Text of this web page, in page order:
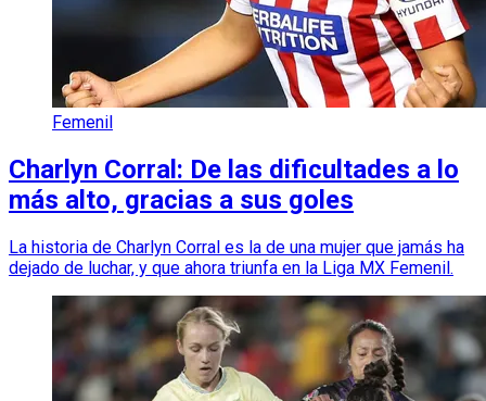
Femenil
Charlyn Corral: De las dificultades a lo
más alto, gracias a sus goles
La historia de Charlyn Corral es la de una mujer que jamás ha
dejado de luchar, y que ahora triunfa en la Liga MX Femenil.